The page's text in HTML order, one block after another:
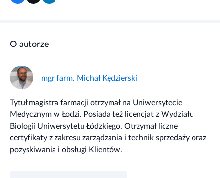
O autorze
mgr farm. Michał Kędzierski
Tytuł magistra farmacji otrzymał na Uniwersytecie
Medycznym w Łodzi. Posiada też licencjat z Wydziału
Biologii Uniwersytetu Łódzkiego. Otrzymał liczne
certyfikaty z zakresu zarządzania i technik sprzedaży oraz
pozyskiwania i obsługi Klientów.